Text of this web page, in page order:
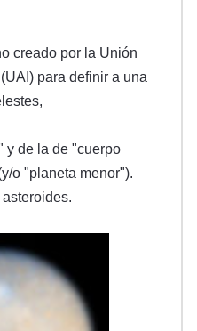
creado por la Unión
para definir a una
y de la de "cuerpo
o "planeta menor").